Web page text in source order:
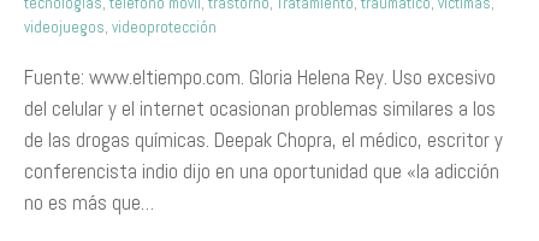
videojuegos, videoprotección
Fuente: www.eltiempo.com. Gloria Helena Rey. Uso excesivo
del celular y el internet ocasionan problemas similares a los
de las drogas químicas. Deepak Chopra, el médico, escritor y
conferencista indio dijo en una oportunidad que «la adicción
no es más que…